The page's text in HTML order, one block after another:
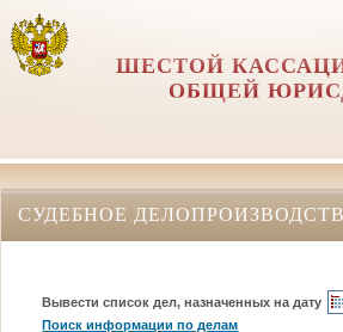
ШЕСТОЙ
ОБЩЕЙ
СУДЕБНОЕ
Вывести список дел, назначенных на дату
Поиск информации по делам